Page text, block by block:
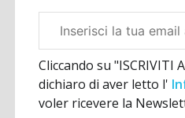
aziendale
Cliccando su "ISCRIVITI
dichiaro di aver letto l'
voler ricevere la